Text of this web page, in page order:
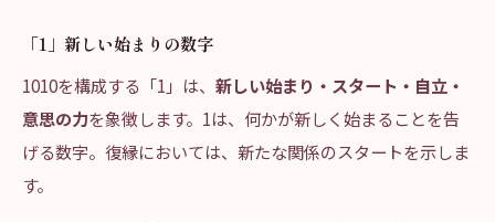
「1」新しい始まりの数字
1010を構成する「1」は、 新しい始まり・スタート・自立・
意思の力を象徴します。1は、何かが新しく始まることを告
げる数字。復縁においては、新たな関係のスタートを示しま
す。